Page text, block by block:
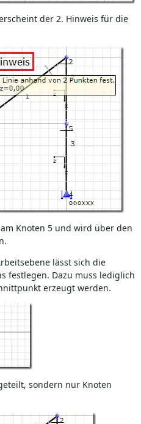
der 2. Hinweis für die
Knoten 5 und wird über den
lässt sich die
festlegen. Dazu muss lediglich
erzeugt werden.
sondern nur Knoten